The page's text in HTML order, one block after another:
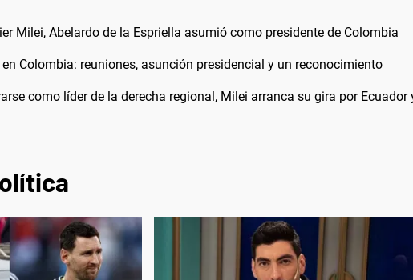
Milei, Abelardo de la Espriella asumió como presidente de Colombia
Colombia: reuniones, asunción presidencial y un reconocimiento
como líder de la derecha regional, Milei arranca su gira por Ecuador